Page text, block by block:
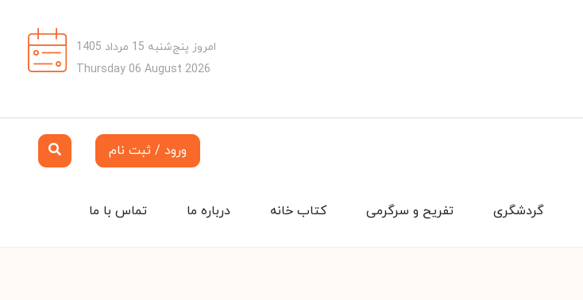
امروز پنج‌شنبه 15 مرداد 1405
Thursday 06 August 2026
ورود / ثبت نام
تماس با ما درباره ما کتاب خانه تفریح و سرگرمی گردشگری